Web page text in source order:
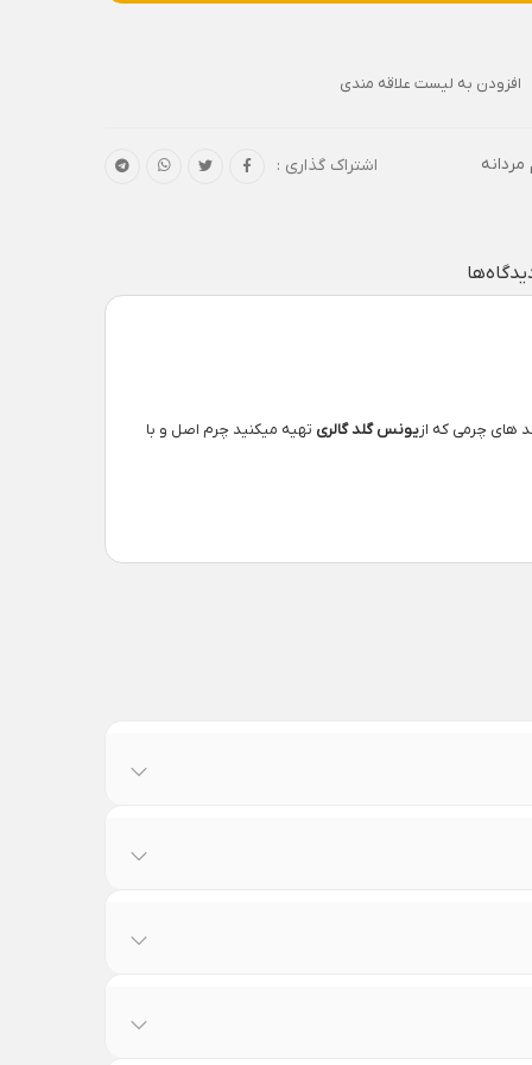
افزودن به لیست علاقه مندی
اشتراک گذاری :
های چرمی که ازیونس گلد گالری تهیه میکنید چرم اصل و با